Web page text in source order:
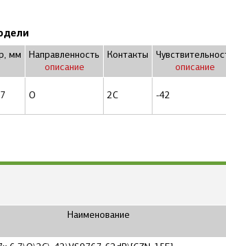
мм
Направленность
описание
Контакты
описание
O 2C -42
Наименование